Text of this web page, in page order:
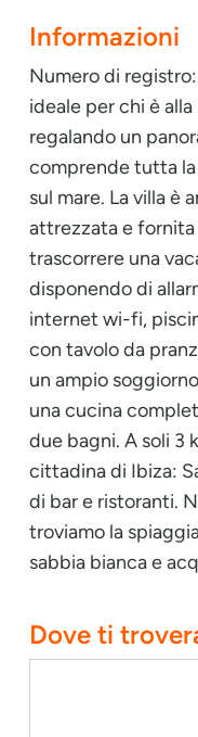
Informazioni
Numero di
ideale per chi è
regalando un
comprende tutta
sul mare. La villa è
attrezzata e
trascorrere una
disponendo di
internet wi-fi,
con tavolo da
un ampio
una cucina
due bagni. A soli 3
cittadina di Ibiza:
di bar e ristoranti.
troviamo la
sabbia bianca e
Dove ti